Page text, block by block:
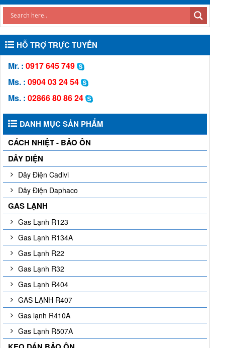
HỖ TRỢ TRỰC TUYẾN
Mr. : 0917 645 749
Ms. : 0904 03 24 54
Ms. : 02866 80 86 24
DANH MỤC SẢN PHẨM
CÁCH NHIỆT - BẢO ÔN
DÂY DIỆN
Dây Điện Cadivi
Dây Điện Daphaco
GAS LẠNH
Gas Lạnh R123
Gas Lạnh R134A
Gas Lạnh R22
Gas Lạnh R32
Gas Lạnh R404
GAS LẠNH R407
Gas lạnh R410A
Gas Lạnh R507A